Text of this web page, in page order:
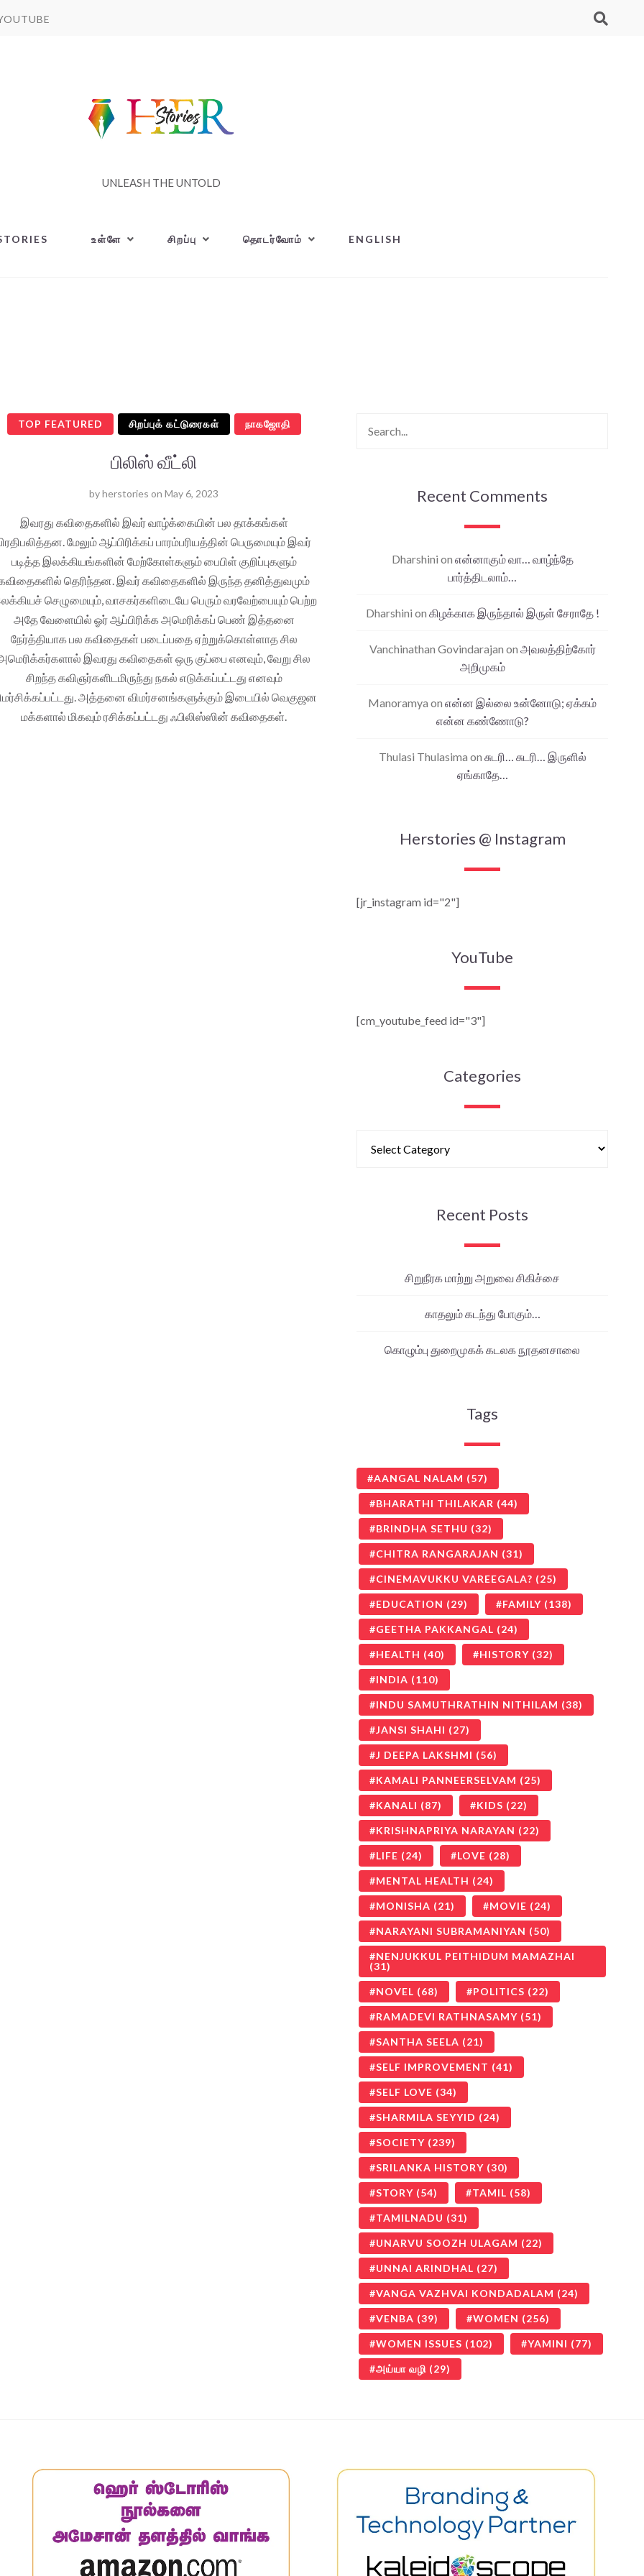
UNLEASH THE UNTOLD
உள்ளே சிறப்பு தொடர்வோம் ENGLISH
TOP FEATURED சிறப்புக் கட்டுரைகள் நாகஜோதி
பிலிஸ் வீட்லி
byherstories on May 6, 2023
இவரது கவிதைகளில் இவர் வாழ்க்கையின் பல தாக்கங்கள்
மேலும் ஆப்பிரிக்கப் பாரம்பரியத்தின் பெருமையும் இவர்
படித்த இலக்கியங்களின் மேற்கோள்களும் பைபிள் குறிப்புகளும்
தெரிந்தன. இவர் கவிதைகளில் இருந்த தனித்துவமும்
செழுமையும், வாசகர்களிடையே பெரும் வரவேற்பையும் பெற்ற
அதே வேளையில் ஓர் ஆப்பிரிக்க அமெரிக்கப் பெண் இத்தனை
நேர்த்தியாக பல கவிதைகள் படைப்பதை ஏற்றுக்கொள்ளாத சில
இவரது கவிதைகள் ஒரு குப்பை எனவும், வேறு சில
சிறந்த கவிஞர்களிடமிருந்து நகல் எடுக்கப்பட்டது எனவும்
அத்தனை விமர்சனங்களுக்கும் இடையில் வெகுஜன
மக்களால் மிகவும் ரசிக்கப்பட்டது ஃபிலிஸ்ஸின் கவிதைகள்.
Recent Comments
Dharshini on என்னாகும் வா… வாழ்ந்தே
பார்த்திடலாம்…
Dharshini on கிழக்காக இருந்தால் இருள் சேராதே !
Vanchinathan Govindarajan on அவலத்திற்கோர்
அறிமுகம்
Manoramya on என்ன இல்லை உன்னோடு; ஏக்கம்
என்ன கண்ணோடு?
Thulasi Thulasima on சுடரி… சுடரி… இருளில்
ஏங்காதே…
Herstories @ Instagram
[jr_instagram id="2"]
YouTube
[cm_youtube_feed id="3"]
Categories
Recent Posts
சிறுநீரக மாற்று அறுவை சிகிச்சை
காதலும் கடந்து போகும்…
கொழும்பு துறைமுகக் கடலக நூதனசாலை
Tags
AANGAL NALAM (57)
BHARATHI THILAKAR (44)
BRINDHA SETHU (32)
CHITRA RANGARAJAN (31)
CINEMAVUKKU VAREEGALA? (25)
EDUCATION (29) FAMILY (138)
GEETHA PAKKANGAL (24)
HEALTH (40) HISTORY (32)
INDIA (110)
INDU SAMUTHRATHIN NITHILAM (38)
JANSI SHAHI (27)
J DEEPA LAKSHMI (56)
KAMALI PANNEERSELVAM (25)
KANALI (87) KIDS (22)
KRISHNAPRIYA NARAYAN (22)
LIFE (24) LOVE (28)
MENTAL HEALTH (24)
MONISHA (21) MOVIE (24)
NARAYANI SUBRAMANIYAN (50)
NENJUKKUL PEITHIDUM MAMAZHAI
(31)
NOVEL (68) POLITICS (22)
RAMADEVI RATHNASAMY (51)
SANTHA SEELA (21)
SELF IMPROVEMENT (41)
SELF LOVE (34)
SHARMILA SEYYID (24)
SOCIETY (239)
SRILANKA HISTORY (30)
STORY (54) TAMIL (58)
TAMILNADU (31)
UNARVU SOOZH ULAGAM (22)
UNNAI ARINDHAL (27)
VANGA VAZHVAI KONDADALAM (24)
VENBA (39) WOMEN (256)
WOMEN ISSUES (102) YAMINI (77)
அய்யா வழி (29)